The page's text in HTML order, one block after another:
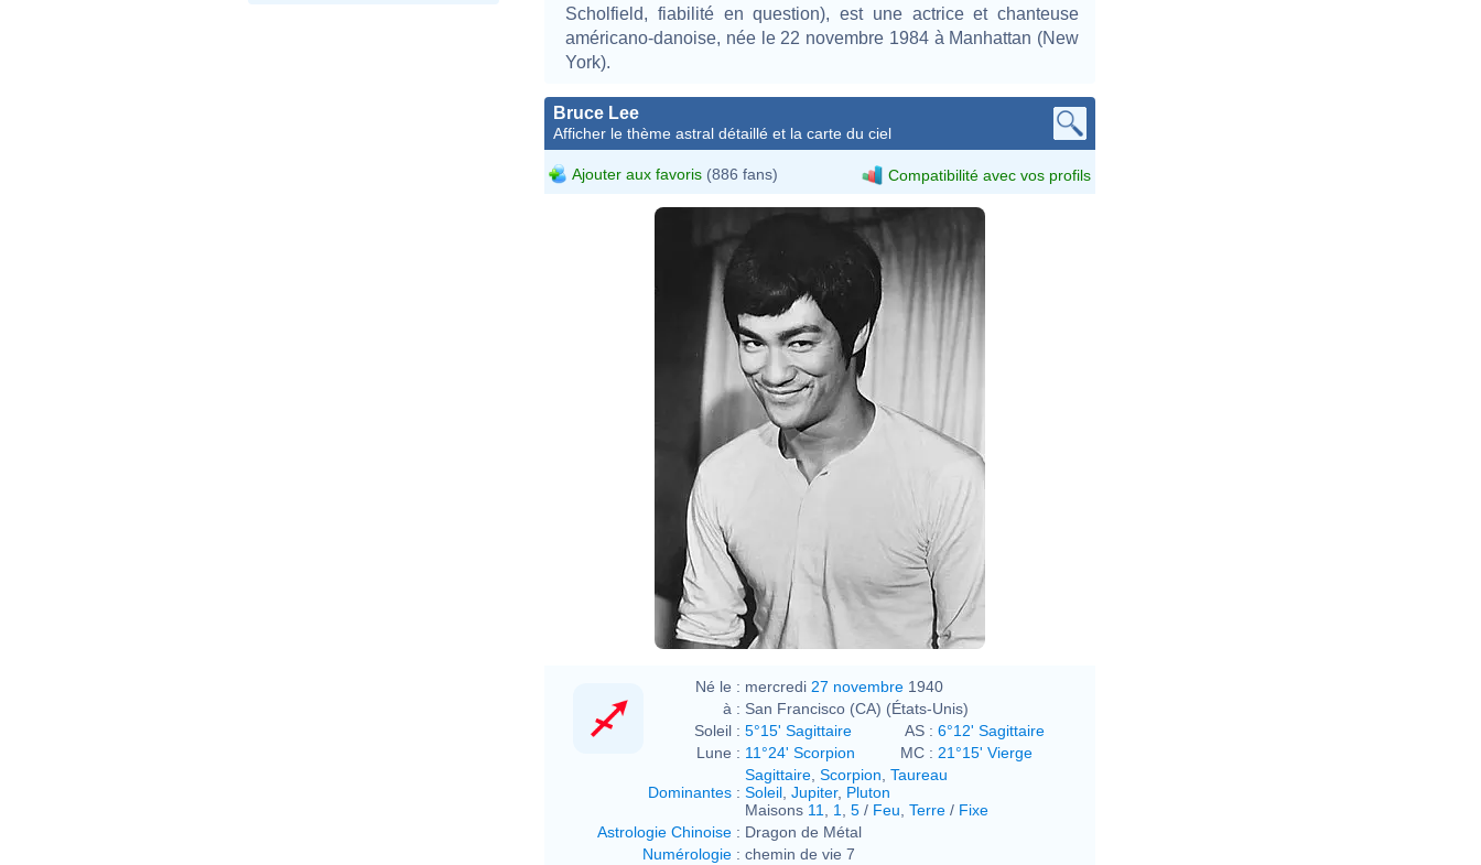
Scholfield, fiabilité en question), est une actrice et chanteuse
américano-danoise, née le 22 novembre 1984 à Manhattan (New
York).
Bruce Lee
Afficher le thème astral détaillé et la carte du ciel
Ajouter aux favoris (886 fans) Compatibilité avec vos profils
Né le : mercredi 27 novembre 1940
à : San Francisco (CA) (États-Unis)
Soleil : 5°15' Sagittaire AS : 6°12' Sagittaire
Lune : 11°24' Scorpion MC : 21°15' Vierge
Dominantes :
Sagittaire Scorpion Taureau
Soleil Jupiter, Pluton
Maisons 11 1 5 / Feu Terre / Fixe
Astrologie Chinoise : Dragon de Métal
Numérologie : chemin de vie 7